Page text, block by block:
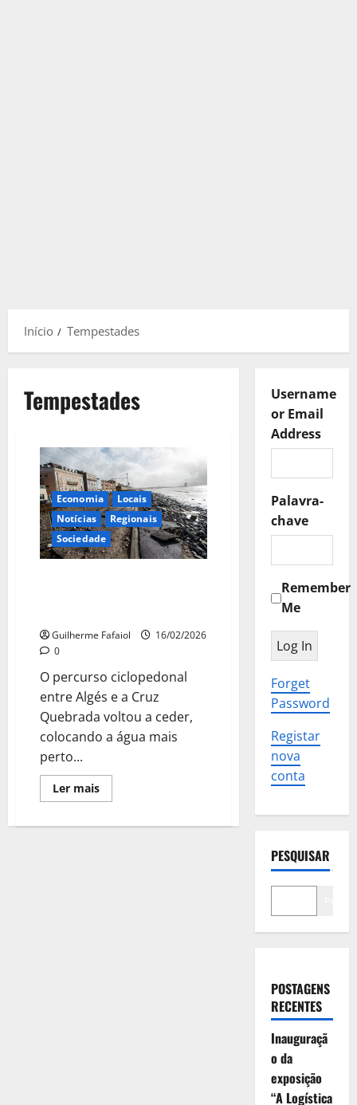
Início Tempestades
Tempestades
Economia
Locais
Notícias
Regionais
Sociedade
Guilherme Fafaiol
16/02/2026
0
O percurso ciclopedonal
entre Algés e a Cruz
Quebrada voltou a ceder,
colocando a água mais
perto...
Ler maisLeia
mais
comem
Username
or Email
Address
Palavra-
chave
Remember
Me
Forget
Password
Registar
nova
conta
PESQUISAR
POSTAGENS
RECENTES
Inauguraçã
o da
exposição
“A Logística